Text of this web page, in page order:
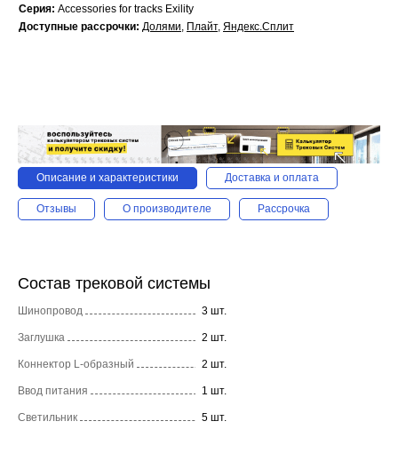
Серия: Accessories for tracks Exility
Доступные рассрочки: Долями, Плайт, Яндекс.Сплит
Описание и характеристики Доставка и оплата
Отзывы О производителе Рассрочка
Состав трековой системы
Шинопровод 3 шт.
Заглушка 2 шт.
Коннектор L-образный 2 шт.
Ввод питания 1 шт.
Светильник 5 шт.